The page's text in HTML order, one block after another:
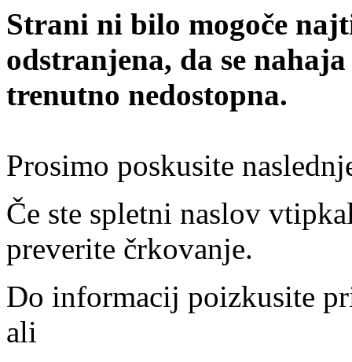
Strani ni bilo mogoče
odstranjena, da se
trenutno nedostopna.
Prosimo poskusite
Če ste spletni naslov
preverite črkovanje.
Do informacij poizkusite
ali